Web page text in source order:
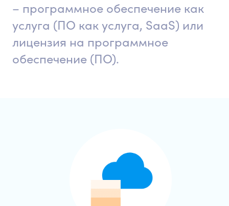
– программное обеспечение как
услуга (ПО как услуга, SaaS) или
лицензия на программное
обеспечение (ПО).